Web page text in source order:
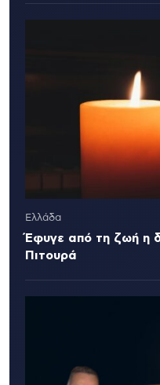
Ελλάδα
Έφυγε από τη ζωή η
Πιτουρά